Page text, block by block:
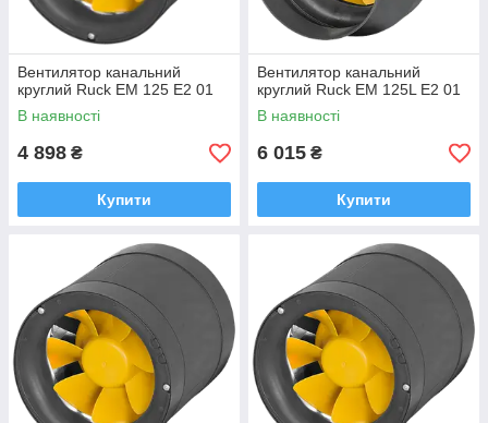
Вентилятор канальний
круглий Ruck EM 125 E2 01
В наявності
4 898 ₴
Купити
Вентилятор канальний
круглий Ruck EM 125L E2 01
В наявності
6 015 ₴
Купити